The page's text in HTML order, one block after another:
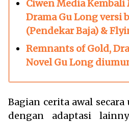
Ciwen Media
Drama Gu Long versi
(Pendekar Baja) &
Remnants of Gold,
Novel Gu Long
Bagian cerita awal
dengan adaptasi